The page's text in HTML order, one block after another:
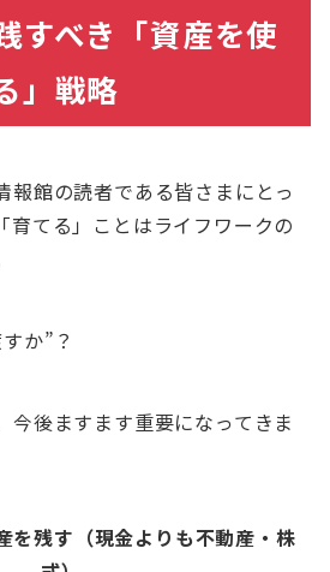
すべき「資産を使
」戦略
報館の読者である皆さまにとっ
育てる」ことはライフワークの
か”？
今後ますます重要になってきま
残す（現金よりも不動産・株